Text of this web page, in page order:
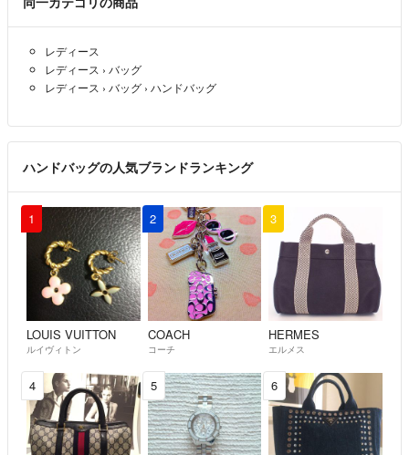
レディース
レディース › バッグ
レディース › バッグ › ハンドバッグ
ハンドバッグの人気ブランドランキング
1
LOUIS VUITTON
ルイヴィトン
2
COACH
コーチ
3
HERMES
エルメス
4 5 6